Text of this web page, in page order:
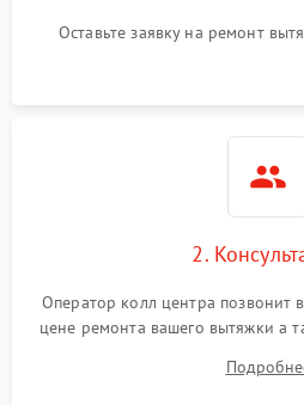
Оставьте заявку на ремонт
2.
Оператор колл центра позвонит
цене ремонта вашего вытяжки а